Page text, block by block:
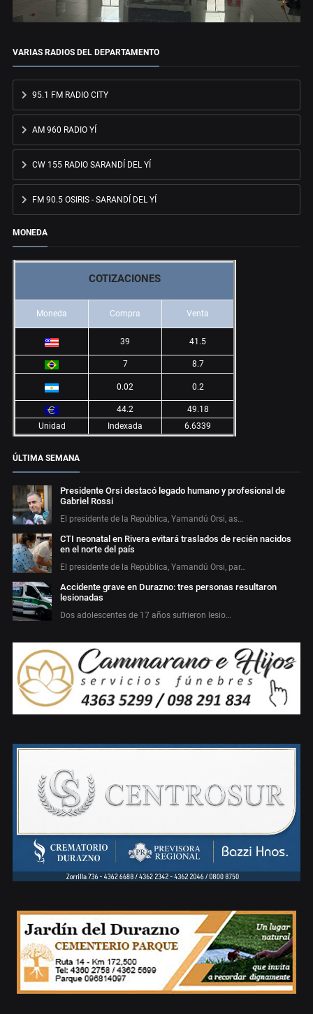
VARIAS RADIOS DEL DEPARTAMENTO
95.1 FM RADIO CITY
AM 960 RADIO YÍ
CW 155 RADIO SARANDÍ DEL YÍ
FM 90.5 OSIRIS - SARANDÍ DEL YÍ
MONEDA
COTIZACIONES
Moneda Compra Venta
39 41.5
7 8.7
0.02 0.2
44.2
49.18
Unidad
Indexada 6.6339
ÚLTIMA SEMANA
Presidente Orsi destacó legado humano y profesional de
Gabriel Rossi
El presidente de la República, Yamandú Orsi, as…
CTI neonatal en Rivera evitará traslados de recién nacidos
en el norte del país
El presidente de la República, Yamandú Orsi, par…
Accidente grave en Durazno: tres personas resultaron
lesionadas
Dos adolescentes de 17 años sufrieron lesio…